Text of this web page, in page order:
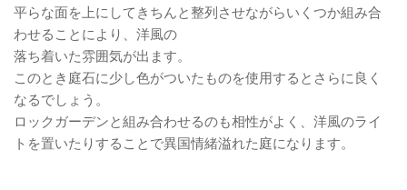
平らな面を上にしてきちんと整列させながらいくつか組み合
わせることにより、洋風の
落ち着いた雰囲気が出ます。
このとき庭石に少し色がついたものを使用するとさらに良く
なるでしょう。
ロックガーデンと組み合わせるのも相性がよく、洋風のライ
トを置いたりすることで異国情緒溢れた庭になります。